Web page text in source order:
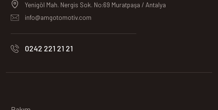
Yenigöl Mah. Nergis Sok. No:69 Muratpaşa / Antalya
info@amgotomotiv.com
0242 221 21 21